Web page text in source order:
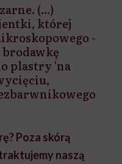
(...)
której
-
plastry 'na
Poza skórą
naszą